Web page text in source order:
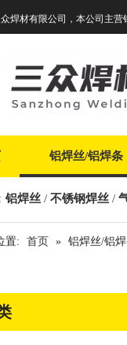
焊材有限公司，本公司主营
铝焊丝/铝焊条
铝焊丝 / 不锈钢焊丝 /
置: 首页 » 铝焊丝/铝